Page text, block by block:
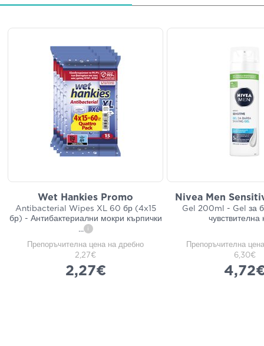
Wet Hankies Promo
Antibacterial Wipes XL 60 бр (4x15
бр) - Антибактериални мокри кърпички
...
i
Препоръчителна цена на дребно
2,27€
2,27€
Nivea Men
Gel 200ml - Gel за
чувствителна
Препоръчителна
6,30€